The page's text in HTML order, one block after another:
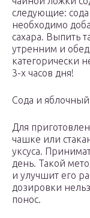
следующие:
необходимо
сахара. Выпить
утренним и
категорически
3-х часов дня!
Сода и яблочный
Для
чашке или
уксуса.
день. Такой
и улучшит его
дозировки
понос.